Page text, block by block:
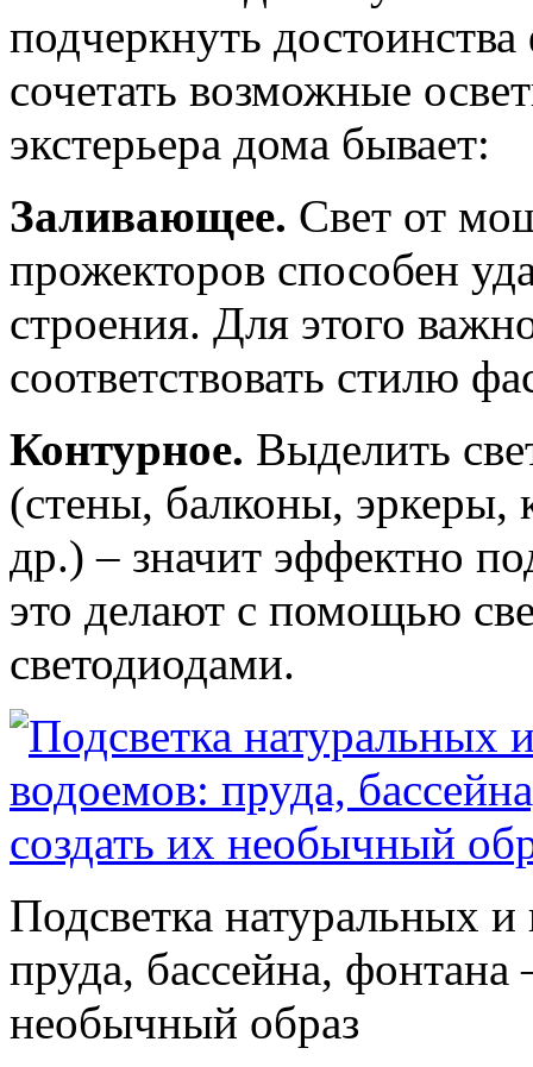
подчеркнуть
сочетать возможные
экстерьера дома бывает:
Заливающее. Свет от
прожекторов способен
строения. Для этого
соответствовать стилю
Контурное. Выделить
(стены, балконы,
др.) – значит эффектно
это делают с помощью
светодиодами.
Подсветка натуральных
пруда, бассейна, фонтана
необычный образ